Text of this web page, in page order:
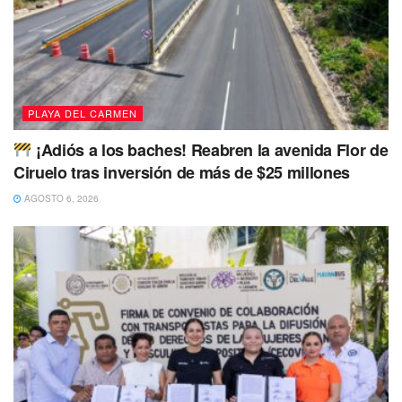
La menor fue reportada como desaparecida el 22 de abril
de 2023. Hasta el momento se presume como persona no
localizada, de tal forma que se ha activado una ficha de
búsqueda en la Fiscalía General del Estado (FGE).
La persona es de complexión delgada, es de tez morena
PLAYA DEL CARMEN
¡Adiós a los baches! Reabren la avenida Flor de
Ciruelo tras inversión de más de $25 millones
AGOSTO 6, 2026